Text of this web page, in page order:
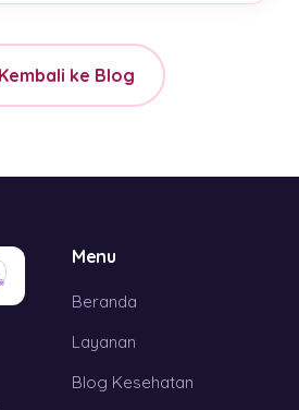
ke Blog
Menu
Beranda
Layanan
Blog Kesehatan